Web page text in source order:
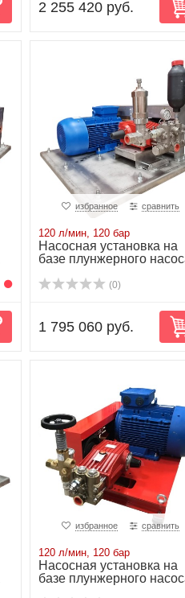
2 255 420 руб.
избранное сравнить
120 л/мин, 120 бар
Насосная установка на
базе плунжерного
(0)
1 795 060 руб.
избранное сравнить
120 л/мин, 120 бар
Насосная установка на
базе плунжерного